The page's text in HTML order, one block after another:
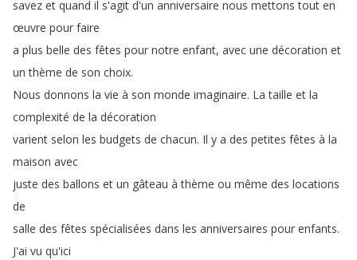
savez et quand il s'agit d'un anniversaire nous mettons tout en
œuvre pour faire
a plus belle des fêtes pour notre enfant, avec une décoration et
un thème de son choix.
Nous donnons la vie à son monde imaginaire. La taille et la
complexité de la décoration
varient selon les budgets de chacun. Il y a des petites fêtes à la
maison avec
juste des ballons et un gâteau à thème ou même des locations
de
salle des fêtes spécialisées dans les anniversaires pour enfants.
J'ai vu qu'ici